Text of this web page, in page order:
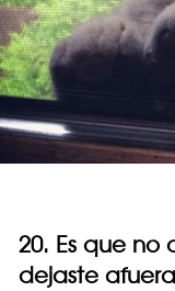
20. Es que
dejaste